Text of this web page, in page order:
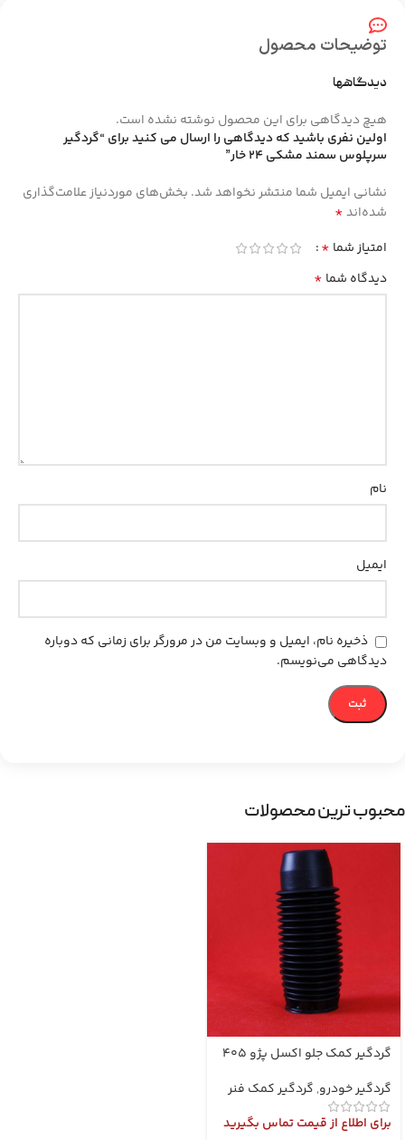
توضیحات محصول
دیدگاهها
هیچ دیدگاهی برای این محصول نوشته نشده است.
اولین نفری باشید که دیدگاهی را ارسال می کنید برای “گردگیر
سرپلوس سمند مشکی 24 خار”
نشانی ایمیل شما منتشر نخواهد شد. بخش‌های موردنیاز علامت‌گذاری
شده‌اند*
امتیاز شما *
دیدگاه شما *
نام
ایمیل
ذخیره نام، ایمیل و وبسایت من در مرورگر برای زمانی که دوباره
دیدگاهی می‌نویسم.
محبوب ترین محصولات
گردگیر کمک جلو اکسل پژو 405
گردگیر خودرو, گردگیر کمک فنر
برای اطلاع از قیمت تماس بگیرید